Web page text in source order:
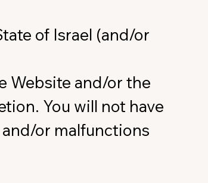
of Israel (and/or
Website and/or the
You will not have
or malfunctions